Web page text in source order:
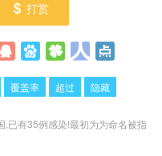
打赏
覆盖率 超过 隐藏
,已有35例感染!最初为为命名被指